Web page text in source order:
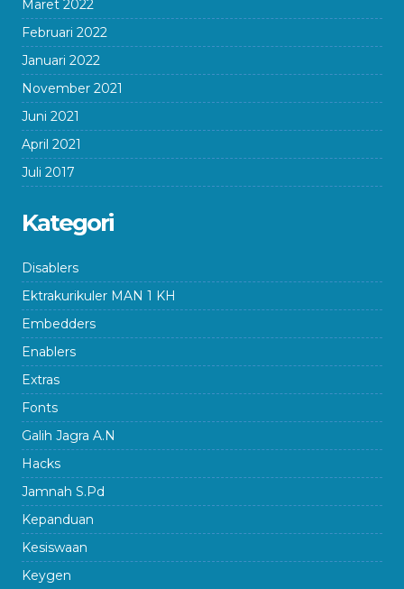
Maret 2022
Februari 2022
Januari 2022
November 2021
Juni 2021
April 2021
Juli 2017
Kategori
Disablers
Ektrakurikuler MAN 1 KH
Embedders
Enablers
Extras
Fonts
Galih Jagra A.N
Hacks
Jamnah S.Pd
Kepanduan
Kesiswaan
Keygen